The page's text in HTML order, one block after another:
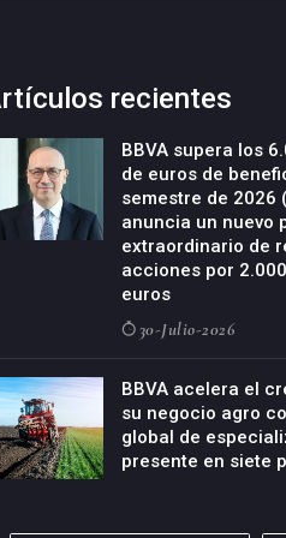
recientes
BBVA supera los
de euros de
semestre de 2026
anuncia un nuevo
extraordinario de
acciones por
euros
30-Julio-2026
BBVA acelera el
su negocio agro
global de
presente en siete